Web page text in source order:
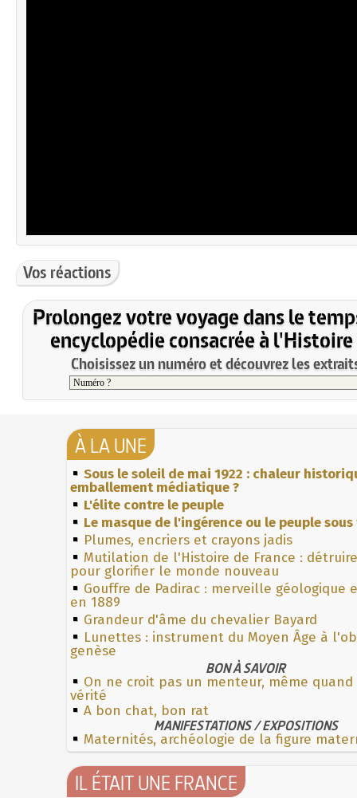
Vos réactions
Prolongez votre voyage dans le
encyclopédie consacrée à l'Histoire
Choisissez un numéro et découvrez les
À LA UNE
Sous le soleil de mai 1922 : chaleur
emballement médiatique ?
L'élite contre le peuple
Le masque de l'ingérence ou le peuple
Plumes, encriers et crayons jadis
Mutilation de l'Histoire de France :
pour glorifier le monde nouveau
Gouffre de Padirac : merveille géologique
en 1889
Grandeur d'âme du chevalier Bayard
Lunettes : instrument du Moyen Âge à
genèse
BON À SAVOIR
On ne croit pas un menteur, même
vérité
A bon chat, bon rat
MANIFESTATIONS / EXPOSITIONS
Maternités, archéologie de la figure
IL ÉTAIT UNE FRANCE